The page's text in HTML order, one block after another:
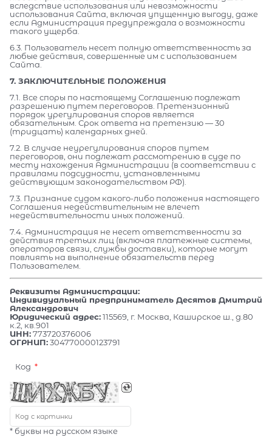
вследствие использования или невозможности
использования Сайта, включая упущенную выгоду, даже
если Администрация предупреждала о возможности
такого ущерба.
6.3. Пользователь несет полную ответственность за
любые действия, совершенные им с использованием
Сайта.
7. ЗАКЛЮЧИТЕЛЬНЫЕ ПОЛОЖЕНИЯ
7.1. Все споры по настоящему Соглашению подлежат
разрешению путем переговоров. Претензионный
порядок урегулирования споров является
обязательным. Срок ответа на претензию — 30
(тридцать) календарных дней.
7.2. В случае неурегулирования споров путем
переговоров, они подлежат рассмотрению в суде по
месту нахождения Администрации (в соответствии с
правилами подсудности, установленными
действующим законодательством РФ).
7.3. Признание судом какого-либо положения настоящего
Соглашения недействительным не влечет
недействительности иных положений.
7.4. Администрация не несет ответственности за
действия третьих лиц (включая платежные системы,
операторов связи, службы доставки), которые могут
повлиять на выполнение обязательств перед
Пользователем.
Реквизиты Администрации:
Индивидуальный предприниматель Десятов Дмитрий
Александрович
Юридический адрес:115569, г. Москва, Каширское ш., д.80
к.2, кв.901
ИНН:773720376006
ОГРНИП:304770000123791
Код
* буквы на русском языке